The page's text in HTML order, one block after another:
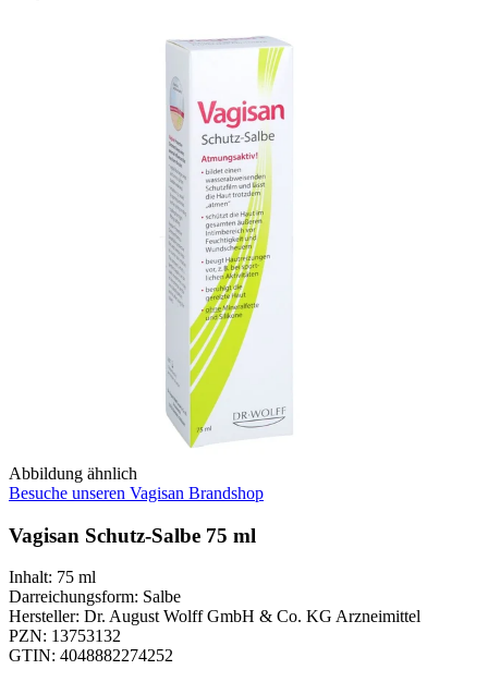
Abbildung ähnlich
Besuche unseren Vagisan Brandshop
Vagisan Schutz-Salbe 75 ml
Inhalt: 75 ml
Darreichungsform: Salbe
Hersteller: Dr. August Wolff GmbH & Co. KG Arzneimittel
PZN: 13753132
GTIN: 4048882274252